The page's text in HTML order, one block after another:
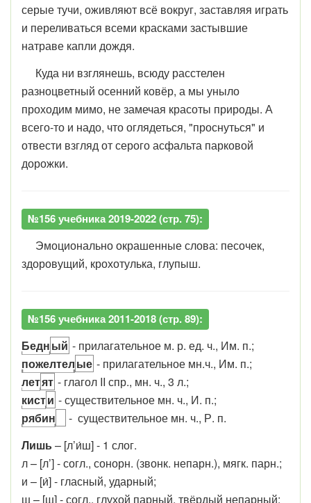
серые тучи, оживляют всё вокруг, заставляя играть
и переливаться всеми красками застывшие
натраве капли дождя.
Куда ни взглянешь, всюду расстелен
разноцветный осенний ковёр, а мы уныло
проходим мимо, не замечая красоты природы. А
всего-то и надо, что оглядеться, "проснуться" и
отвести взгляд от серого асфальта парковой
дорожки.
№156 учебника 2019-2022 (стр. 75):
Эмоционально окрашенные слова: песочек,
здоровущий, крохотулька, глупыш.
№156 учебника 2011-2018 (стр. 89):
Бедный - прилагательное м. р. ед. ч., Им. п.;
пожелтелые - прилагательное мн.ч., Им. п.;
летят - глагол II спр., мн. ч., 3 л.;
кисти - существительное мн. ч., И. п.;
рябин
- существительное мн. ч., Р. п.
Лишь– [л’и́ш] - 1 слог.
л – [л’] - согл., сонорн. (звонк. непарн.), мягк. парн.;
и – [и́] - гласный, ударный;
ш – [ш] - согл., глухой парный, твёрдый непарный;